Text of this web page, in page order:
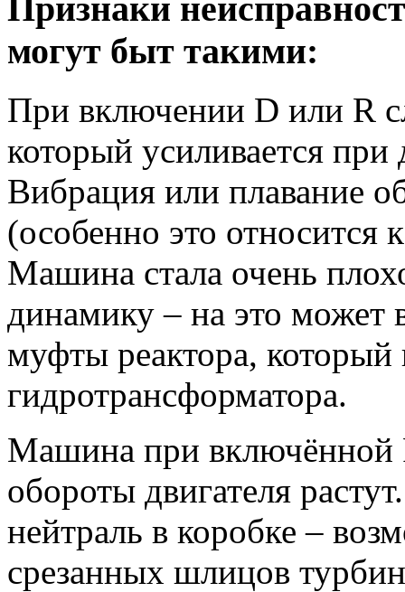
Признаки
могут быт такими:
При включении D или R
который усиливается при
Вибрация или плавание
(особенно это относится
Машина стала очень
динамику – на это может
муфты реактора, который
гидротрансформатора.
Машина при включённой
обороты двигателя
нейтраль в коробке –
срезанных шлицов